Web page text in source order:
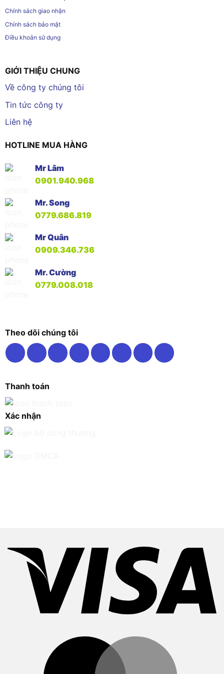
Chính sách giao nhận
Chính sách bảo mật
Điều khoản sử dụng
GIỚI THIỆU CHUNG
Về công ty chúng tôi
Tin tức công ty
Liên hệ
HOTLINE MUA HÀNG
Mr Lâm
0901.940.968
Mr. Song
0779.686.819
Mr Quân
0909.346.736
Mr. Cường
0779.008.018
Theo dõi chúng tôi
Thanh toán
Xác nhận